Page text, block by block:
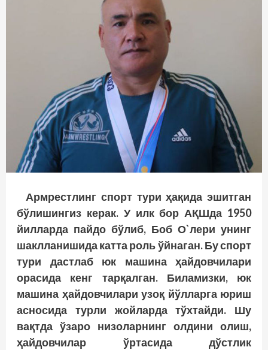
Армрестлинг спорт тури ҳақида эшитган
бўлишингиз керак. У илк бор АҚШда 1950
йилларда пайдо бўлиб, Боб О`лери унинг
шаклланишида катта роль ўйнаган. Бу спорт
тури дастлаб юк машина ҳайдовчилари
орасида кенг тарқалган. Биламизки, юк
машина ҳайдовчилари узоқ йўлларга юриш
асносида турли жойларда тўхтайди. Шу
вақтда ўзаро низоларнинг олдини олиш,
ҳайдовчилар ўртасида дўстлик